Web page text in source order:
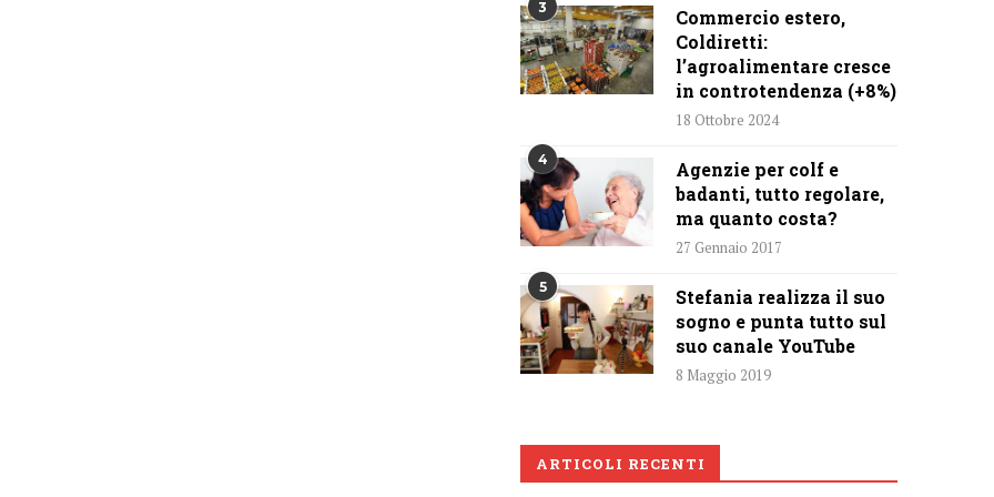
3
Commercio estero,
Coldiretti:
l’agroalimentare cresce
in controtendenza (+8%)
18 Ottobre 2024
4
Agenzie per colf e
badanti, tutto regolare,
ma quanto costa?
27 Gennaio 2017
5
Stefania realizza il suo
sogno e punta tutto sul
suo canale YouTube
8 Maggio 2019
ARTICOLI RECENTI